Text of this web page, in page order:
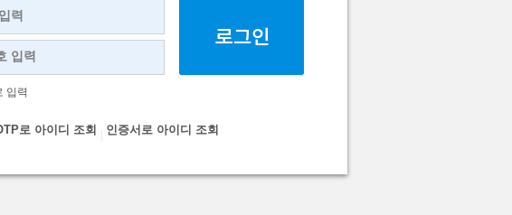
력
입력
입력
로 아이디 조회 인증서로 아이디 조회